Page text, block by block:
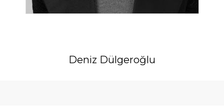
Deniz Dülgeroğlu